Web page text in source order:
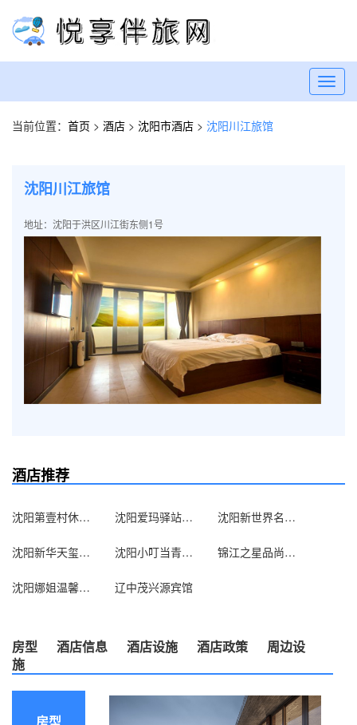
当前位置： 首页 > 酒店 > 沈阳市酒店 > 沈阳川江旅馆
沈阳川江旅馆
地址：沈阳于洪区川江街东侧1号
酒店推荐
沈阳第壹村休闲浴宫酒店 沈阳爱玛驿站公寓 沈阳新世界名汇嘉公寓酒店
沈阳新华天玺酒店 沈阳小叮当青年旅社 锦江之星品尚（沈阳中山公园店）
沈阳娜姐温馨公寓 辽中茂兴源宾馆
房型 酒店信息 酒店设施 酒店政策
周边设
施